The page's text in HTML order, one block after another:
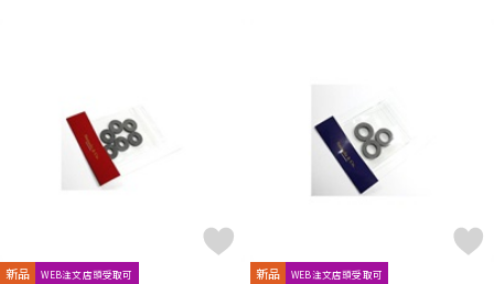
新品 WEB注文店頭受取可 新品 WEB注文店頭受取可